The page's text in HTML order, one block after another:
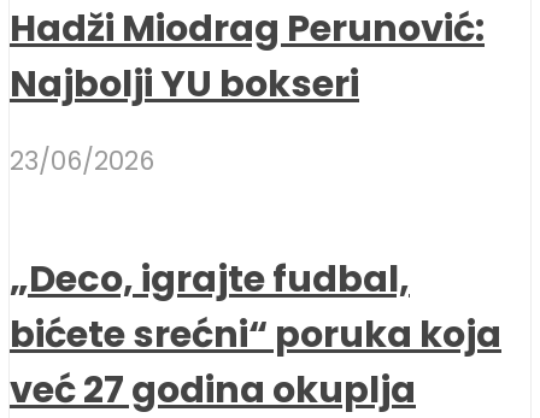
Hadži Miodrag Perunović:
Najbolji YU bokseri
23/06/2026
„Deco, igrajte fudbal,
bićete srećni“ poruka koja
već 27 godina okuplja